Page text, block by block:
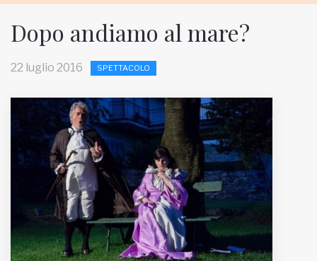
RUBRICHE
MUNICIPI
Inviateci le vostre segnalazioni
Iscriviti alla newsletter
Dopo andiamo al mare?
22 luglio 2016 SPETTACOLO